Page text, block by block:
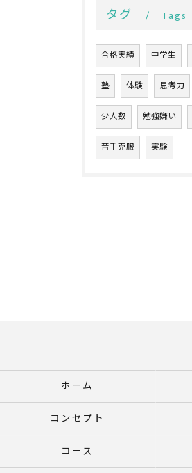
タグ Tags
合格実績 中学生
塾 体験 思考力
少人数 勉強嫌い
苦手克服 実験
ホーム
コンセプト
コース